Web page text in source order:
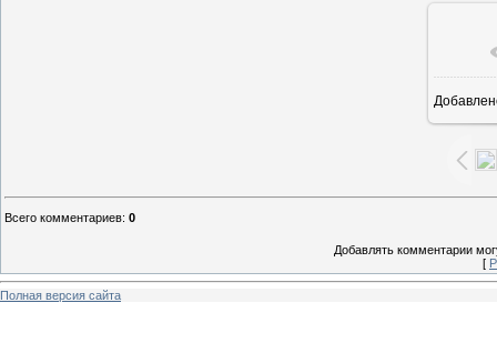
Всего комментариев: 0
Добавлять комментарии
[
Полная версия сайта